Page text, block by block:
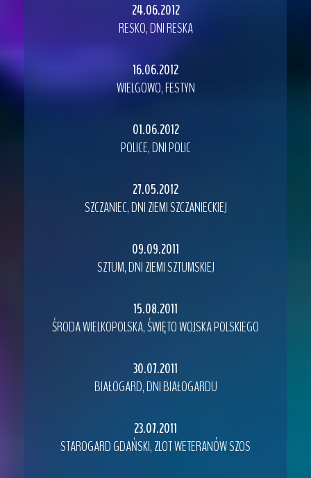
24.06.2012
RESKO, DNI RESKA
16.06.2012
WIELGOWO, FESTYN
01.06.2012
POLICE, DNI POLIC
27.05.2012
SZCZANIEC, DNI ZIEMI SZCZANIECKIEJ
09.09.2011
SZTUM, DNI ZIEMI SZTUMSKIEJ
15.08.2011
ŚRODA WIELKOPOLSKA, ŚWIĘTO WOJSKA POLSKIEGO
30.07.2011
BIAŁOGARD, DNI BIAŁOGARDU
23.07.2011
STAROGARD GDAŃSKI, ZLOT WETERANÓW SZOS